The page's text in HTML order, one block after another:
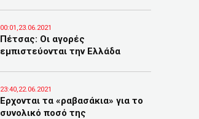
00:01,23.06.2021
Πέτσας: Οι αγορές
εμπιστεύονται την Ελλάδα
23:40,22.06.2021
Ερχονται τα «ραβασάκια» για το
συνολικό ποσό της